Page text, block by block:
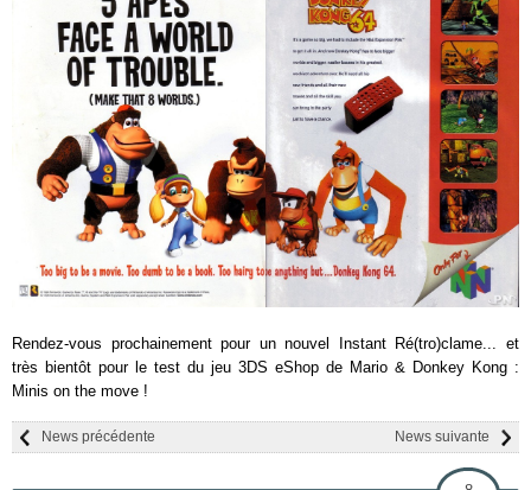
Rendez-vous prochainement pour un nouvel Instant Ré(tro)clame... et
très bientôt pour le test du jeu 3DS eShop de Mario & Donkey Kong :
Minis on the move !
News suivante
News précédente